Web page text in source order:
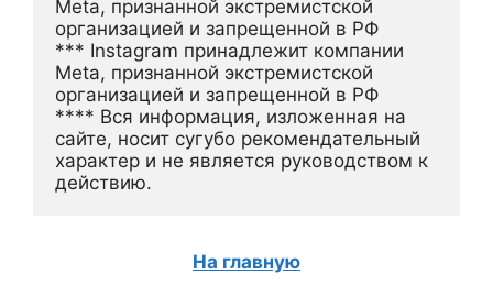
Meta, признанной экстремистской
организацией и запрещенной в РФ
*** Instagram принадлежит компании
Meta, признанной экстремистской
организацией и запрещенной в РФ
**** Вся информация, изложенная на
сайте, носит сугубо рекомендательный
характер и не является руководством к
действию.
На главную